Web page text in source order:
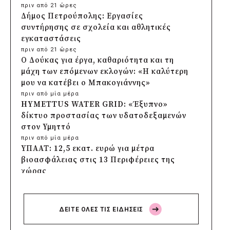
πριν από 21 ώρες
Δήμος Πετρούπολης: Εργασίες
συντήρησης σε σχολεία και αθλητικές
εγκαταστάσεις
πριν από 21 ώρες
Ο Δούκας για έργα, καθαριότητα και τη
μάχη των επόμενων εκλογών: «Η καλύτερη
μου να κατέβει ο Μπακογιάννης»
πριν από μία μέρα
HYMETTUS WATER GRID: «Έξυπνο»
δίκτυο προστασίας των υδατοδεξαμενών
στον Υμηττό
πριν από μία μέρα
ΥΠΑΑΤ: 12,5 εκατ. ευρώ για μέτρα
βιοασφάλειας στις 13 Περιφέρειες της
χώρας
Πρέσπεια 2026: Έξι ημέρες πολιτισμού,
μουσικής και γαστρονομίας στη Φλώρινα
Δήμος Πέλλας: Σε προσωρινή αναστολή
ΔΕΙΤΕ ΟΛΕΣ ΤΙΣ ΕΙΔΗΣΕΙΣ